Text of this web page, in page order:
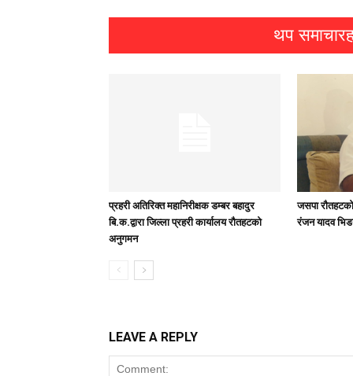
थप
प्रहरी अतिरिक्त महानिरीक्षक डम्बर बहादुर
बि.क.द्वारा जिल्ला प्रहरी कार्यालय रौतहटको
अनुगमन
जसपा
रंजन यादव
LEAVE A REPLY